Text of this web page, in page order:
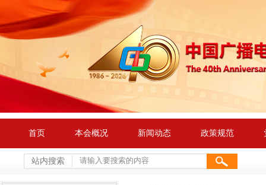
首页 本会概况 新闻动态 政策规范
站内搜索